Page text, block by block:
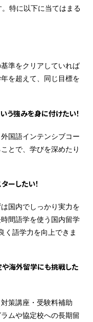
特に以下に当てはまる
準をクリアしていれば
を超えて、同じ目標を
強みを身に付けたい！
国語インテンシブコー
とで、学びを深めたり
ーしたい！
国内でしっかり実力を
間語学を使う国内留学
く語学力を向上できま
海外留学にも挑戦した
策講座・受験料補助
ムや協定校への長期留